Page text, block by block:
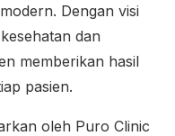
Dengan visi
dan
memberikan hasil
pasien.
oleh Puro Clinic